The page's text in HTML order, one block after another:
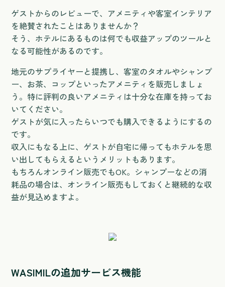
ゲストからのレビューで、アメニティや客室インテリア
を絶賛されたことはありませんか？
そう、ホテルにあるものは何でも収益アップのツールと
なる可能性があるのです。
地元のサプライヤーと提携し、客室のタオルやシャンプ
ー、お茶、コップといったアメニティを販売しましょ
う。特に評判の良いアメニティは十分な在庫を持ってお
いてください。
ゲストが気に入ったらいつでも購入できるようにするの
です。
収入にもなる上に、ゲストが自宅に帰ってもホテルを思
い出してもらえるというメリットもあります。
もちろんオンライン販売でもOK。シャンプーなどの消
耗品の場合は、オンライン販売もしておくと継続的な収
益が見込めますよ。
WASIMILの追加サービス機能